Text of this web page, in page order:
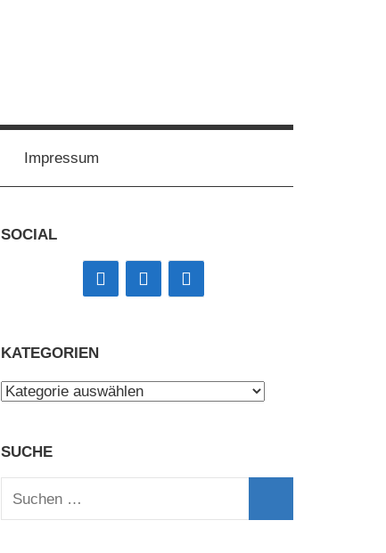
Impressum
SOCIAL
KATEGORIEN
Kategorien
SUCHE
Suchen
nach: